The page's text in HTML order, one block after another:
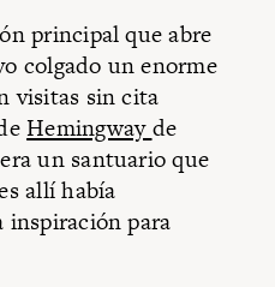
principal que abre
colgado un enorme
visitas sin cita
Hemingwayde
un santuario que
allí había
inspiración para